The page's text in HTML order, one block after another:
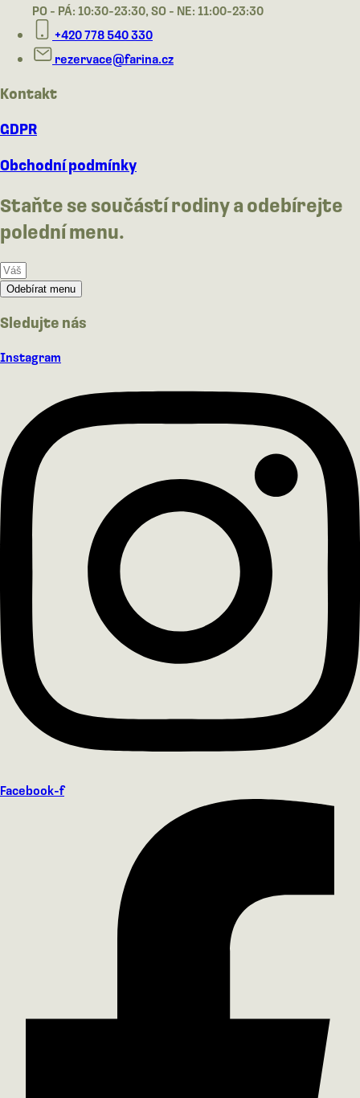
PO - PÁ: 10:30-23:30, SO - NE: 11:00-23:30
+420 778 540 330
rezervace@farina.cz
Kontakt
GDPR
Obchodní podmínky
Staňte se součástí rodiny a odebírejte
polední menu.
Odebírat menu
Sledujte nás
Instagram
Facebook-f